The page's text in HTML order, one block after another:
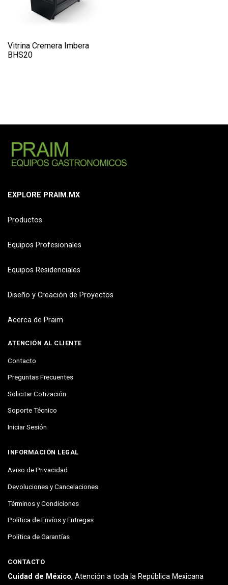
Vitrina Cremera Imbera
BHS20
EXPLORE PRAIM.MX
Productos
Equipos Profesionales
Equipos Residenciales
Diseño y Creación de Proyectos
Acerca de Praim
ATENCIÓN AL CLIENTE
Contacto
Preguntas Frecuentes
Solicitar Cotización
Soporte Técnico
Iniciar Sesión
INFORMACIÓN LEGAL
Aviso de Privacidad
Devoluciones y Cancelaciones
Términos y Condiciones
Política de Envíos y Entregas
Política de Garantías
CONTACTO
Cuidad de México, Atención a toda la República Mexicana